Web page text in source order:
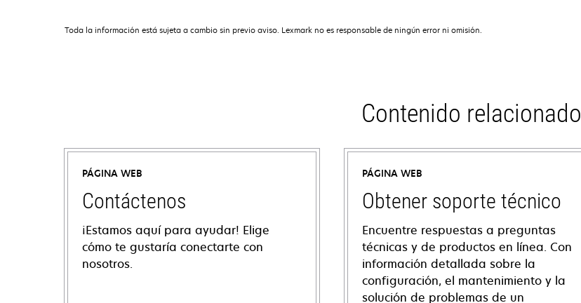
Toda la información está sujeta a cambio sin previo aviso. Lexmark no es responsable de ningún error ni omisión.
Contenido relacionado
PÁGINA WEB
Contáctenos
¡Estamos aquí para ayudar! Elige
cómo te gustaría conectarte con
nosotros.
PÁGINA WEB
Obtener soporte técnico
Encuentre respuestas a preguntas
técnicas y de productos en línea. Con
información detallada sobre la
configuración, el mantenimiento y la
solución de problemas de un